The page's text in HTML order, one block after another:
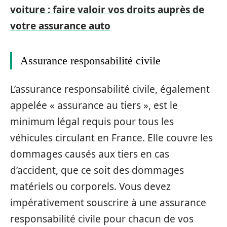
voiture : faire valoir vos droits auprès de
votre assurance auto
Assurance responsabilité civile
L’assurance responsabilité civile, également
appelée « assurance au tiers », est le
minimum légal requis pour tous les
véhicules circulant en France. Elle couvre les
dommages causés aux tiers en cas
d’accident, que ce soit des dommages
matériels ou corporels. Vous devez
impérativement souscrire à une assurance
responsabilité civile pour chacun de vos